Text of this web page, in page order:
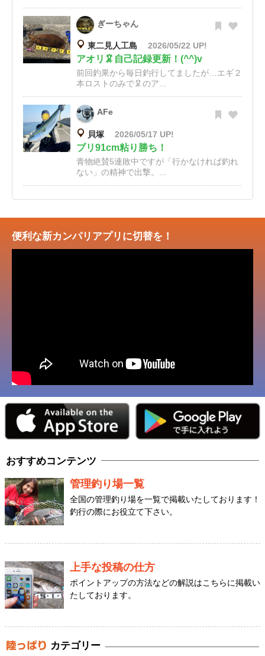
ぎーちゃん
東二見人工島 2026/05/22 UP!
アオリ🦑自己記録更新！(^^)v
前回釣果から毎日釣行してましたが…エギ２
本ロストのみで🦑のア...
AFe
貝塚 2026/05/17 UP!
ブリ91cm粘り勝ち！
青物絶賛5連敗中ですが「行かなければ釣れ
ない」の精神で出撃。...
便利な新カンパリアプリに切替を！
おすすめコンテンツ
管理釣り場一覧
全国の管理釣り場を一覧で掲載いたしております！
釣行の際にお役立て下さい。
上手な投稿の仕方
ポイントアップの方法などの解説はこちらに掲載い
たしております。
カテゴリー